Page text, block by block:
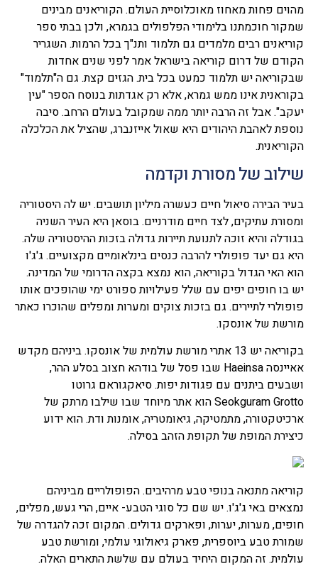
מהוים פחות מאחוז מאוכלוסיית העולם. הקוריאנים מבינים
שמקור חוכמתנו בלימודי הפלפולים בגמרא, ולכן בבתי ספר
קוריאנים רבים מלמדים גם תלמוד ותנ"ך בכל הרמות. השגריר
הקודם של דרום קוריאה בישראל אמר לפני שנים אחדות
שבקוריאה יש תלמוד כמעט בכל בית. הגזים קצת. גם ה"תלמוד"
בקוראנית אינו ממש גמרא, אלא רק אגדתות בנוסח הספר "עין
יעקב". אבל זה הרבה יותר ממה שמקובל בעולם הרחב. סיבה
נוספת לאהבת היהודים היא שאול אייזנברג, שהציל את הכלכלה
הקוריאנית.
שילוב של מסורת וקדמה
בעיר הבירה סיאול חיים כעשרה מיליון תושבים. יש לה היסטוריה
ומסורת עתיקים, לצד חיים מודרניים. בוסאן היא העיר השניה
בגודלה והיא זוכה לתנועת תיירות גדולה בזכות ההיסטוריה שלה.
היא גם יעד פופולרי להרבה כנסים בינלאומיים מקצועיים. ג'ג'ו
הוא האי הגדול בקוריאה, הוא נמצא בקצה הדרומי של המדינה.
יש בו חופים יפים עם שלל פעילויות ספורט ימי שהופכים אותו
פופולרי לתיירים. גם בזכות צוקים ומערות ומפלים שהוכרו כאתר
מורשת של אונסקו.
בקוריאה יש 13 אתרי מורשת עולמית של אונסקו. ביניהם מקדש
אאיינסה Haeinsa שבו פסל של בודהא חצוב בסלע ההר,
ושבעים ביתנים עם פגודות יפות. סיאקגוראם גרוטו
Seokguram Grotto הוא אתר מיוחד שבו שילבו מרתק של
ארכיטקטורה, מתמטיקה, גיאומטריה, אומנות ודת. הוא ידוע
כיצירת המופת של תקופת הזהב בסילה.
קוריאה מתנאה בנופי טבע מרהיבים. הפופולריים מביניהם
נמצאים באי ג'ג'ו. יש שם כל סוגי הטבע- איים, הרי געש, מפלים,
חופים, מערות, יערות, ופארקים גדולים. המקום זכה להגדרה של
שמורת טבע ביוספרית, פארק גיאולוגי עולמי, ומורשת טבע
עולמית. זה המקום היחיד בעולם עם שלשת התארים האלה.